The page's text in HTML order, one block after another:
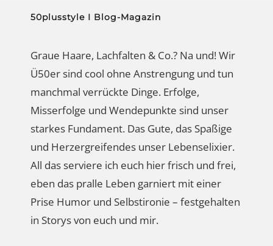
Misserfolge und Wendepunkte sind unser
und Herzergreifendes unser Lebenselixier.
All das serviere ich euch hier frisch und frei,
eben das pralle Leben garniert mit einer
Prise Humor und Selbstironie – festgehalten
in Storys von euch und mir.
Datenschutz
Impressum